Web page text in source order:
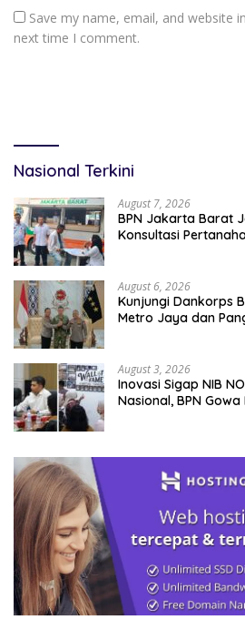
Save my name, email, and website
next time I comment.
Nasional Terkini
August 7, 2026
BPN Jakarta Barat
Konsultasi
August 6, 2026
Kunjungi Dankorps
Metro Jaya dan
August 3, 2026
Inovasi Sigap NIB
Nasional, BPN